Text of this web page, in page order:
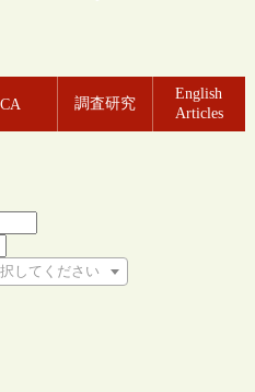
CA 調査研究
English
Articles
してください
さい